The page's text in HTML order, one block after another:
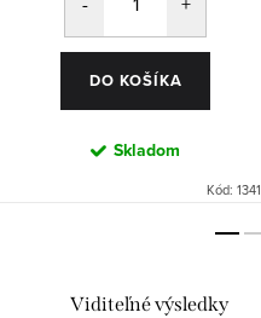
DO KOŠÍKA
Skladom
Kód: 1341
Viditeľné výsledky